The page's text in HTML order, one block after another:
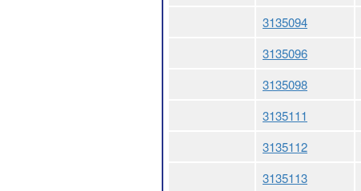
3135094
3135096
3135098
3135111
3135112
3135113